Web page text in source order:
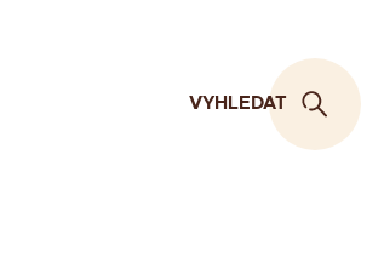
VYHLEDAT